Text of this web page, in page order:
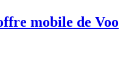
mobile de Voo